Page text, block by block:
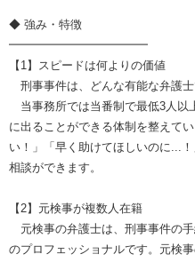
◆ 強み・特徴
━━━━━━━━━━━━
【1】スピードは何よりの価値
刑事事件は、どんな有能な弁護士
当事務所では当番制で最低3人以
に出ることができる体制を整えて
い！」「早く助けてほしいのに...
相談ができます。
【2】元検事が複数人在籍
元検事の弁護士は、刑事事件の
のプロフェッショナルです。元検